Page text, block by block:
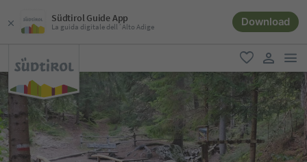
Südtirol Guide App
La guida digitale dell´Alto Adige Download
favoriti
user link